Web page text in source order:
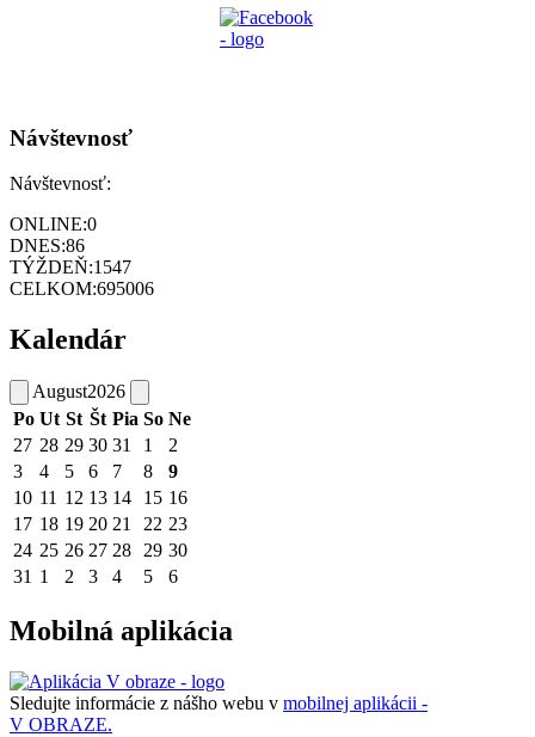
Návštevnosť
Návštevnosť:
ONLINE:0
DNES:86
TÝŽDEŇ:1547
CELKOM:695006
Kalendár
August2026
Po Ut St Št Pia So Ne
27 28 29 30 31 1
2
3
4 5 6 7 8
9
10 11 12 13 14 15 16
17 18 19 20 21 22 23
24 25 26 27 28 29 30
31 1 2 3 4 5 6
Mobilná aplikácia
Sledujte informácie z nášho webu v mobilnej aplikácii -
V OBRAZE.